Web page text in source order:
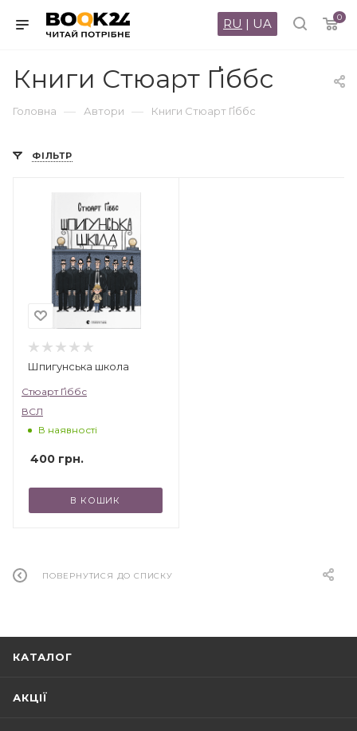
0
RU | UA
Книги Стюарт Ґіббс
Головна — Автори — Книги Стюарт Ґіббс
ФІЛЬТР
Шпигунська школа
Стюарт Ґіббс
ВСЛ
В наявності
400 грн.
В КОШИК
ПОВЕРНУТИСЯ ДО СПИСКУ
КАТАЛОГ
АКЦІЇ